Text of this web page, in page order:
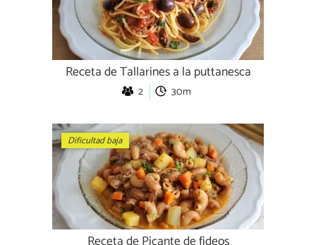
Receta de Tallarines a la puttanesca
2 30m
Dificultad baja